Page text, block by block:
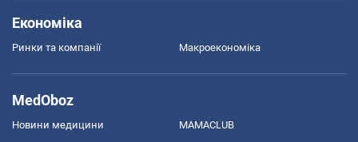
Економіка
Ринки та компанії Макроекономіка
MedOboz
Новини медицини MAMACLUB